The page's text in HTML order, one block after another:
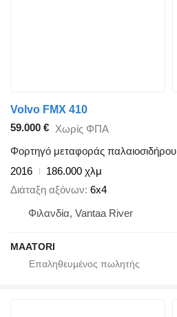
Volvo FMX 410
59.000 € Χωρίς ΦΠΑ
Φορτηγό μεταφοράς παλαιοσιδήρου
2016
186.000 χλμ
Διάταξη αξόνων 6x4
Φιλανδία, Vantaa River
MAATORI